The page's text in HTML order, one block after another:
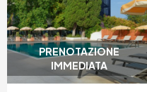
PRENOTAZIONE
IMMEDIATA